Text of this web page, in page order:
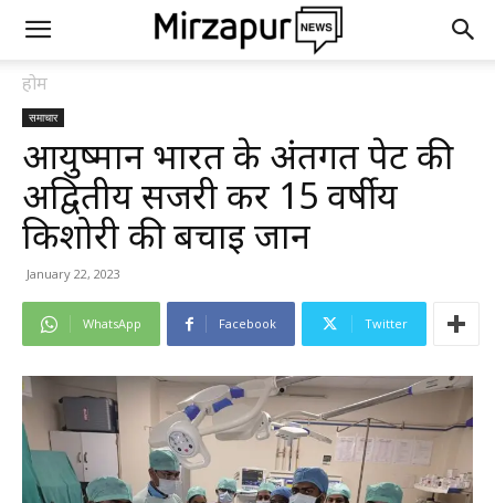
होम
समाचार
आयुष्मान भारत के अंतर्गत पेट की
अद्वितीय सर्जरी कर 15 वर्षीय
किशोरी की बचाई जान
January 22, 2023
WhatsApp Facebook Twitter